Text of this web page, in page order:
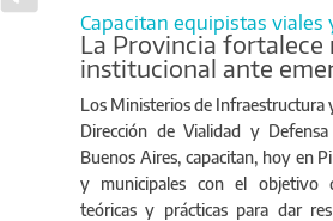
Capacitan equipistas viales
La Provincia fortalece
institucional ante
Los Ministerios de Infraestructura
Dirección de Vialidad y
Buenos Aires, capacitan, hoy en
y municipales con el objetivo
teóricas y prácticas para dar